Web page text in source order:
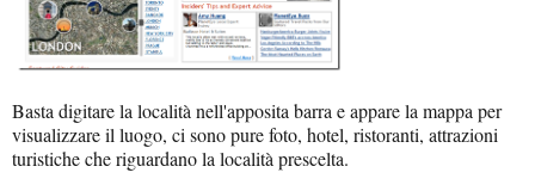
Basta digitare la località nell'apposita barra e appare la mappa per
visualizzare il luogo, ci sono pure foto, hotel, ristoranti, attrazioni
turistiche che riguardano la località prescelta.